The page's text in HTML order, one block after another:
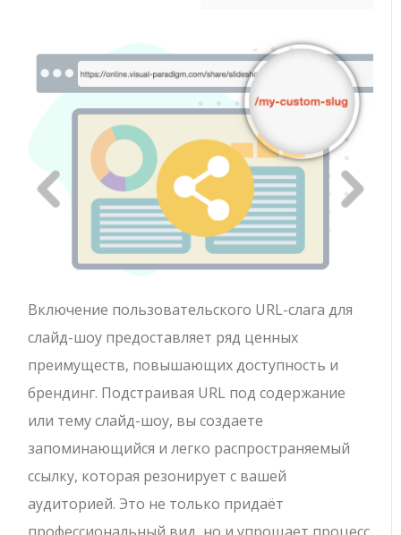
Включение пользовательского URL-слага для
слайд-шоу предоставляет ряд ценных
преимуществ, повышающих доступность и
брендинг. Подстраивая URL под содержание
или тему слайд-шоу, вы создаете
запоминающийся и легко распространяемый
ссылку, которая резонирует с вашей
аудиторией. Это не только придаёт